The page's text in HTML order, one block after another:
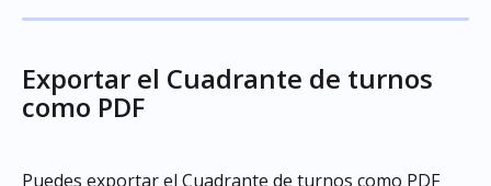
Exportar el Cuadrante de turnos
como PDF
Puedes exportar el Cuadrante de turnos como PDF